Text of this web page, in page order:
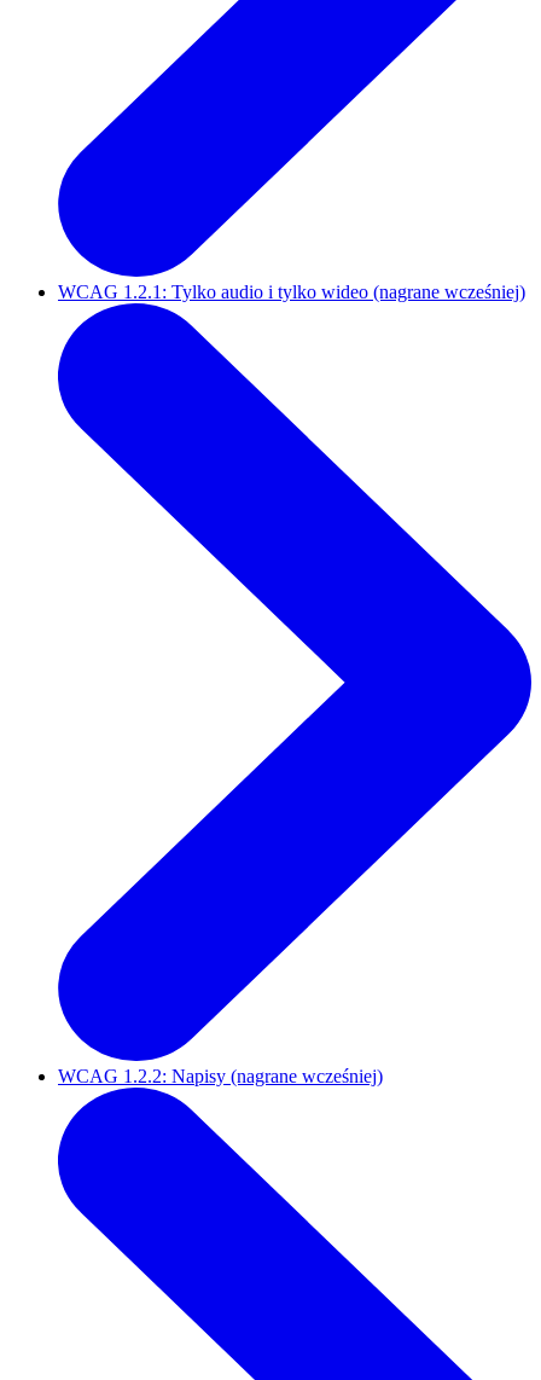
WCAG 1.2.1: Tylko audio i tylko wideo (nagrane wcześniej)
WCAG 1.2.2: Napisy (nagrane wcześniej)